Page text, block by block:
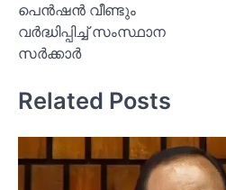
പെൻഷൻ വീണ്ടും
വര്‍ദ്ധിപ്പിച്ച്‌ സംസ്ഥാന
സര്‍ക്കാര്‍
Related Posts